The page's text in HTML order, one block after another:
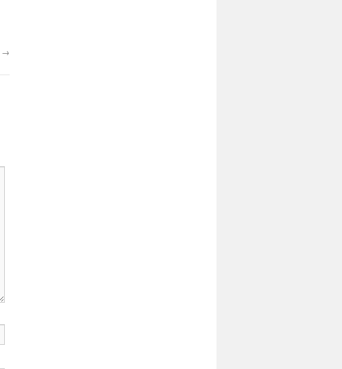
→